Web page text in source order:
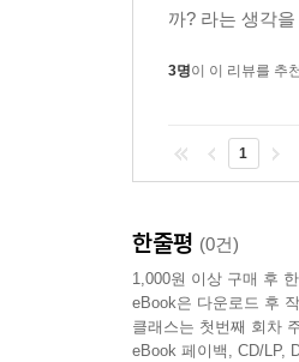
까? 라는 생각
3명이 이 리뷰를 추
1
한줄평 (0건)
1,000원 이상 구매 후
eBook은 다운로드 후
클래스는 첫번째 회차
eBook 페이백, CD/LP,